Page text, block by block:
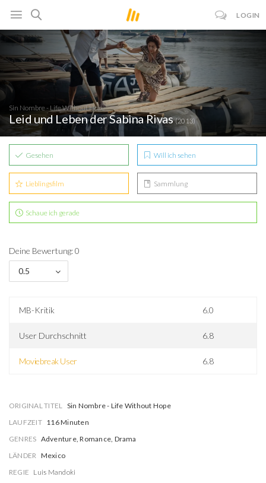
LOGIN
Sin Nombre - Life Without Hope
Leid und Leben der Sabina Rivas(2013)
Gesehen Will ich sehen
Lieblingsfilm Sammlung
Schaue ich gerade
Deine Bewertung: 0
0.5
MB-Kritik 6.0
User Durchschnitt 6.8
Moviebreak User 6.8
ORIGINAL TITEL Sin Nombre - Life Without Hope
LAUFZEIT 116 Minuten
GENRES Adventure, Romance, Drama
LÄNDER Mexico
REGIE Luis Mandoki